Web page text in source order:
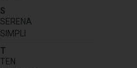
S
SERENA
SIMPLI
T
TEN